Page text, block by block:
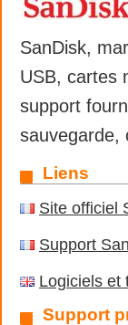
SanDisk,
USB, cartes
support
sauvegarde,
Liens
Site officiel
Support
Logiciels et
Support